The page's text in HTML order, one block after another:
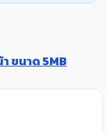
ขนาด 5MB